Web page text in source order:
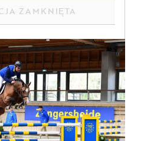
ZAMKNIĘTA